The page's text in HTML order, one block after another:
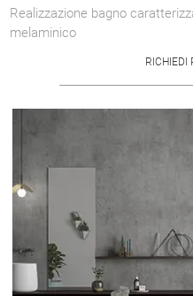
Realizzazione bagno
melaminico
RICHIEDI